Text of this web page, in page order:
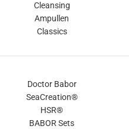
Cleansing
Ampullen
Classics
Doctor Babor
SeaCreation®
HSR®
BABOR Sets